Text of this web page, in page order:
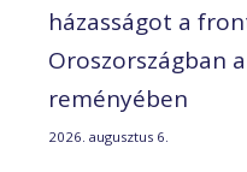
házasságot a
Oroszországban
reményében
2026. augusztus 6.